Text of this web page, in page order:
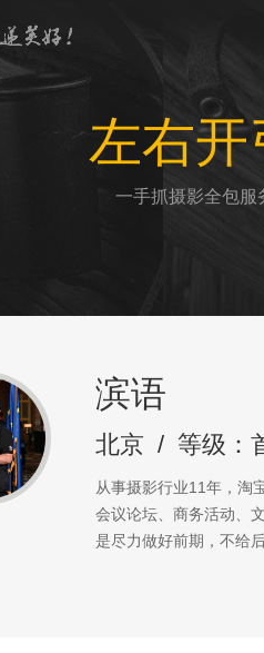
左右开
一手抓摄影全包服
滨语
北京 / 等级：
从事摄影行业11年，淘
会议论坛、商务活动、
是尽力做好前期，不给